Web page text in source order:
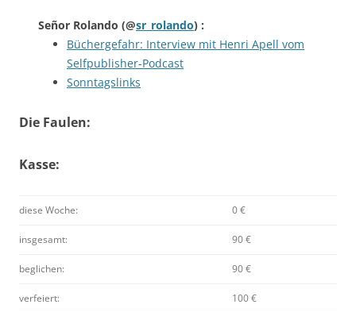
Señor Rolando (@sr_rolando) :
Büchergefahr: Interview mit Henri Apell vom
Selfpublisher-Podcast
Sonntagslinks
Die Faulen:
Kasse:
diese Woche: 0 €
insgesamt: 90 €
beglichen: 90 €
verfeiert: 100 €